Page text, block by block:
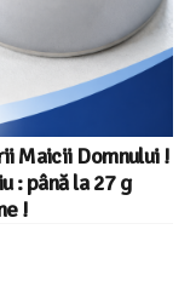
Maicii Domnului !
: până la 27 g
!